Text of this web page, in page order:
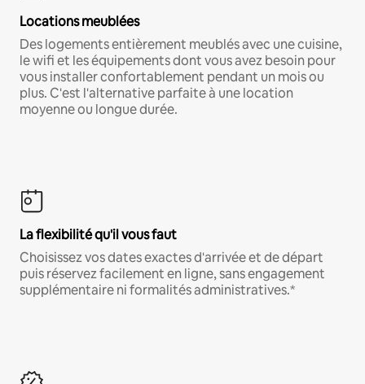
Locations meublées
Des logements entièrement meublés avec une cuisine,
le wifi et les équipements dont vous avez besoin pour
vous installer confortablement pendant un mois ou
plus. C'est l'alternative parfaite à une location
moyenne ou longue durée.
La flexibilité qu'il vous faut
Choisissez vos dates exactes d'arrivée et de départ
puis réservez facilement en ligne, sans engagement
supplémentaire ni formalités administratives.*